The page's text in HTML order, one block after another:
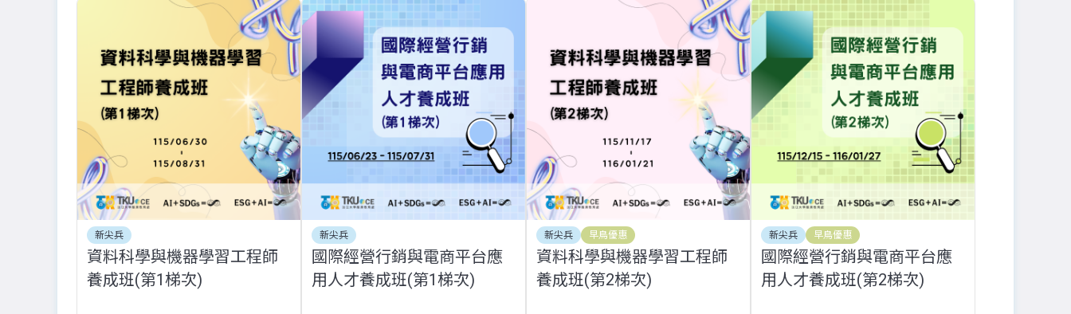
新尖兵
資料科學與機器學習工程師
養成班(第1梯次)
新尖兵
國際經營行銷與電商平台應
用人才養成班(第1梯次)
新尖兵 早鳥優惠
資料科學與機器學習工程師
養成班(第2梯次)
新尖兵 早鳥優惠
國際經營行銷與電商平台應
用人才養成班(第2梯次)